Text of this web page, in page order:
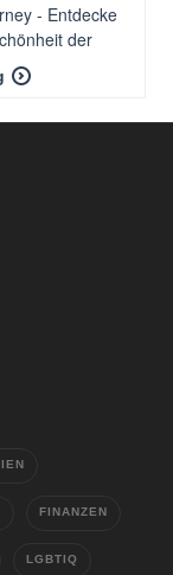
- Entdecke
der
FINANZEN
LGBTIQ